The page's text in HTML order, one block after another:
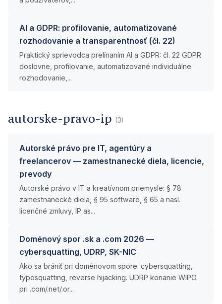
AI a GDPR: profilovanie, automatizované
rozhodovanie a transparentnosť (čl. 22)
Praktický sprievodca prelínaním AI a GDPR: čl. 22 GDPR
doslovne, profilovanie, automatizované individuálne
rozhodovanie,...
autorske-pravo-ip (3)
Autorské právo pre IT, agentúry a
freelancerov — zamestnanecké diela, licencie,
prevody
Autorské právo v IT a kreatívnom priemysle: § 78
zamestnanecké diela, § 95 software, § 65 a nasl.
licenčné zmluvy, IP as...
Doménový spor .sk a .com 2026 —
cybersquatting, UDRP, SK-NIC
Ako sa brániť pri doménovom spore: cybersquatting,
typosquatting, reverse hijacking. UDRP konanie WIPO
pri .com/.net/.or...